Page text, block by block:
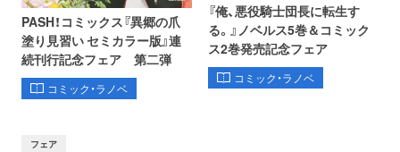
PASH！コミックス『異郷の爪
塗り見習い セミカラー版』連
続刊行記念フェア 第二弾
コミック・ラノベ
フェア
『俺、悪役騎士団長に転生す
る。』ノベルス5巻＆コミック
ス2巻発売記念フェア
コミック・ラノベ